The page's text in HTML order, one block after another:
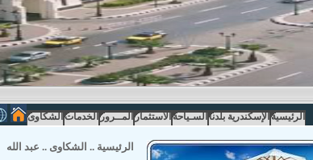
الرئيسية الإسكندرية بلدنا السـياحة الاستثمار المــرور الخدمات الشكاوى
الرئيسية .. الشكاوى .. عبد الله